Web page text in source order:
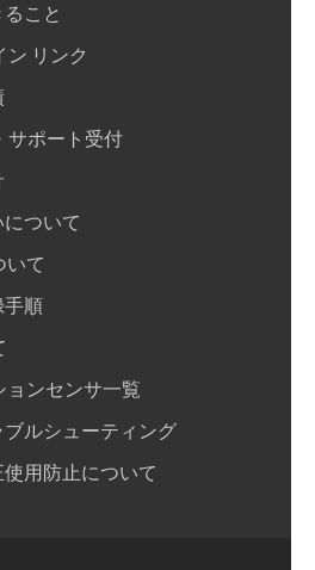
こと
ン リンク
サポート受付
ついて
いて
手順
ョンセンサ一覧
ルシューティング
用防止について